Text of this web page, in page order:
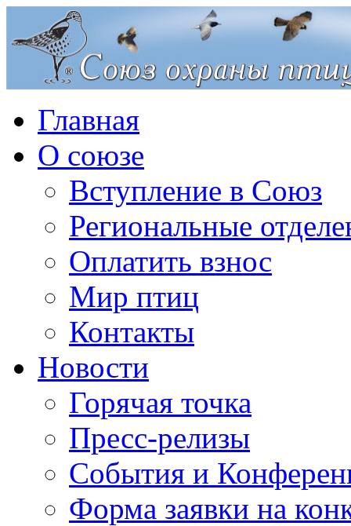
Главная
О союзе
Вступление в Союз
Региональные
Оплатить взнос
Мир птиц
Контакты
Новости
Горячая точка
Пресс-релизы
События и
Форма заявки на